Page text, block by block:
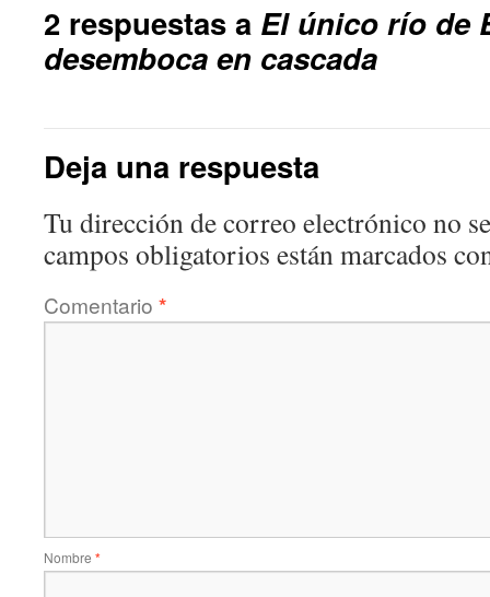
2 respuestas a El único río de
desemboca en cascada
Deja una respuesta
Tu dirección de correo electrónico no
campos obligatorios están marcados
Comentario *
Nombre *